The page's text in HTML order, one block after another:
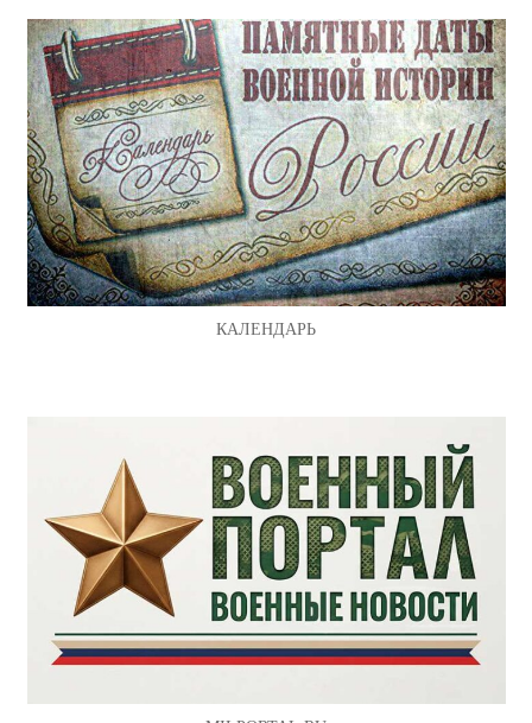
КАЛЕНДАРЬ